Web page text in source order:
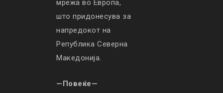
мрежа во Европа,
што придонесува за
напредокот на
Република Северна
Македонија.
—Повеќе—